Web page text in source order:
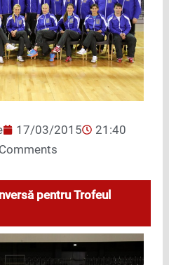
17/03/2015
21:40
pentru Trofeul